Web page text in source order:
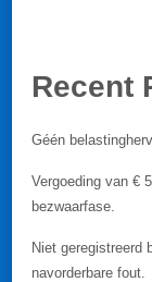
Recent
Géén
Vergoeding van €
bezwaarfase.
Niet geregistreerd
navorderbare fout.